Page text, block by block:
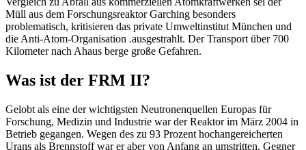
Müll aus dem Forschungsreaktor Garching besonders
problematisch, kritisieren das private Umweltinstitut München und
die Anti-Atom-Organisation .ausgestrahlt. Der Transport über 700
Kilometer nach Ahaus berge große Gefahren.
Was ist der FRM II?
Gelobt als eine der wichtigsten Neutronenquellen Europas für
Forschung, Medizin und Industrie war der Reaktor im März 2004 in
Betrieb gegangen. Wegen des zu 93 Prozent hochangereicherten
Urans als Brennstoff war er aber von Anfang an umstritten. Gegner